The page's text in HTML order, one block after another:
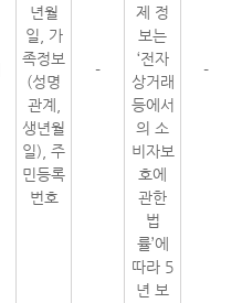
년월
일, 가
족정보
(성명
관계,
생년월
일), 주
민등록
번호
-
제 정
보는
‘전자
상거래
등에서
의 소
비자보
호에
관한
법
률’에
따라 5
년 보
-